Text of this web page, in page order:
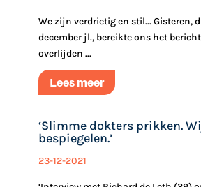
We zijn verdrietig en stil... Gisteren,
december jl., bereikte ons het
overlijden ...
Lees meer
‘Slimme dokters prikken.
bespiegelen.’
23-12-2021